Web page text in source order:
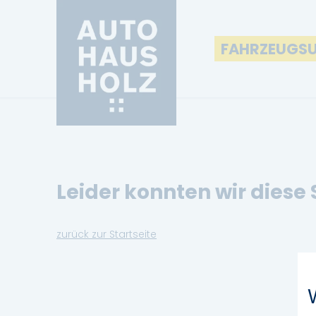
Leider konnten wir diese
zurück zur Startseite